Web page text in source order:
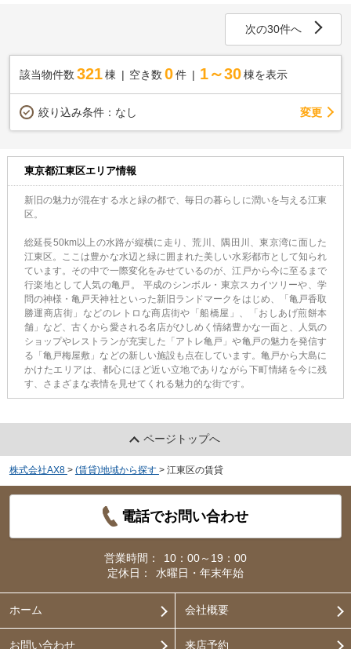
次の30件へ
該当物件数 321棟 空き数 0 件 1～30 棟を表示
絞り込み条件： なし 変更
東京都江東区エリア情報
新旧の魅力が混在する水と緑の都で、毎日の暮らしに潤いを与える江東
区。
総延長50km以上の水路が縦横に走り、荒川、隅田川、東京湾に面した
江東区。ここは豊かな水辺と緑に囲まれた美しい水彩都市として知られ
ています。その中で一際変化をみせているのが、江戸から今に至るまで
行楽地として人気の亀戸。 平成のシンボル・東京スカイツリーや、学
問の神様・亀戸天神社といった新旧ランドマークをはじめ、「亀戸香取
勝運商店街」などのレトロな商店街や「船橋屋」、「おしあげ煎餅本
舗」など、古くから愛される名店がひしめく情緒豊かな一面と、人気の
ショップやレストランが充実した「アトレ亀戸」や亀戸の魅力を発信す
る「亀戸梅屋敷」などの新しい施設も点在しています。亀戸から大島に
かけたエリアは、都心にほど近い立地でありながら下町情緒を今に残
す、さまざまな表情を見せてくれる魅力的な街です。
ページトップへ
株式会社AX8 > (賃貸)地域から探す > 江東区の賃貸
電話でお問い合わせ
営業時間：
10：00～19：00
定休日：
水曜日・年末年始
ホーム 会社概要
お問い合わせ 来店予約